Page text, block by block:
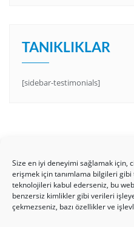
Size en iyi deneyimi sağlamak için,
erişmek için tanımlama bilgileri
teknolojileri kabul ederseniz, bu
benzersiz kimlikler gibi verileri
çekmezseniz, bazı özellikler ve
TANIKLIKLAR
[sidebar-testimonials]
HAKKIMIZDA